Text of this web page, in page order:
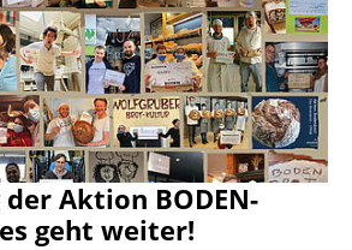
Aktion BODEN-
geht weiter!